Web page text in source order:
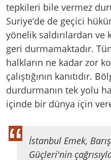
tepkileri bile vermez
Suriye’de de geçici
yönelik saldırılardan
geri durmamaktadır.
halkların ne kadar zor
çalıştığının kanıtıdır.
durdurmanın tek yolu
içinde bir dünya için
İstanbul Emek,
Güçleri'nin